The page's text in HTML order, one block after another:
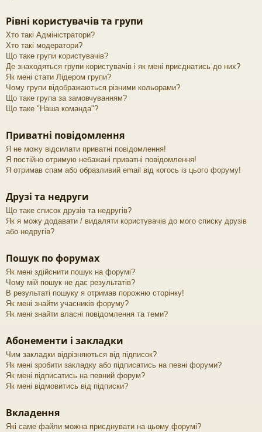
Рівні користувачів та групи
Хто такі Адміністратори?
Хто такі модератори?
Що таке групи користувачів?
Де знаходяться групи користувачів і як мені приєднатись до них?
Як мені стати Лідером групи?
Чому групи відображаються різними кольорами?
Що таке група за замовчуванням?
Що таке "Наша команда"?
Приватні повідомлення
Я не можу відсилати приватні повідомлення!
Я постійно отримую небажані приватні повідомлення!
Я отримав спам або образливий email від когось із цього форуму!
Друзі та недруги
Що таке список друзів та недругів?
Як я можу додавати / видаляти користувачів до мого списку друзів
або недругів?
Пошук по форумах
Як мені здійснити пошук на форумі?
Чому мій пошук не дає результатів?
В результаті пошуку я отримав порожню сторінку!
Як мені знайти учасників форуму?
Як мені знайти власні повідомлення та теми?
Абонементи і закладки
Чим закладки відрізняються від підписок?
Як мені зробити закладку або підписатись на певні форуми?
Як мені підписатись на певний форум?
Як мені відмовитись від підписки?
Вкладення
Які саме файли можна приєднувати на цьому форумі?